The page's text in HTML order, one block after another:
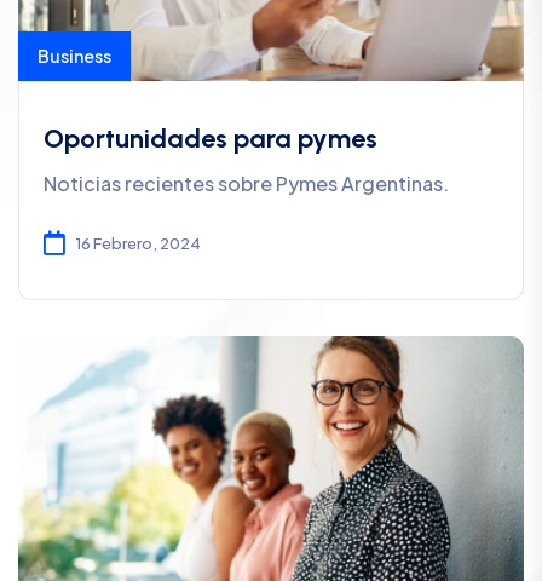
Business
Oportunidades para pymes
Noticias recientes sobre Pymes Argentinas.
16 Febrero, 2024